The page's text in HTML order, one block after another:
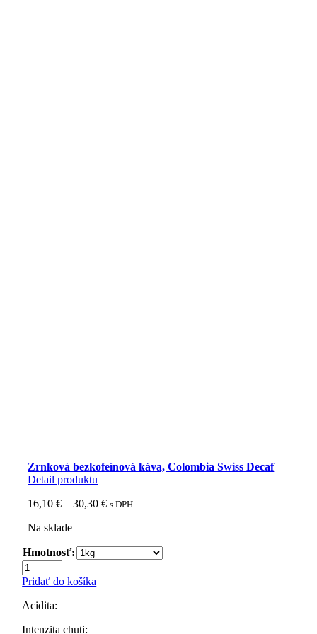
Zrnková bezkofeínová káva, Colombia Swiss Decaf
Detail produktu
16,10€ – 30,30€Price
s DPH
Na sklade
Hmotnosť:
množstvo
Zrnková
káva,
Swiss
Pridať do košíka
Acidita:
Intenzita chuti: